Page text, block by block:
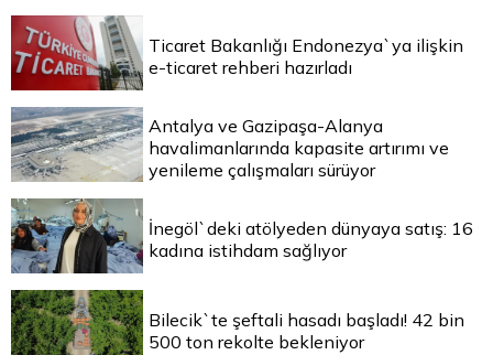
Ticaret Bakanlığı Endonezya`ya ilişkin
e-ticaret rehberi hazırladı
Antalya ve Gazipaşa-Alanya
havalimanlarında kapasite artırımı ve
yenileme çalışmaları sürüyor
İnegöl`deki atölyeden dünyaya satış: 16
kadına istihdam sağlıyor
Bilecik`te şeftali hasadı başladı! 42 bin
500 ton rekolte bekleniyor